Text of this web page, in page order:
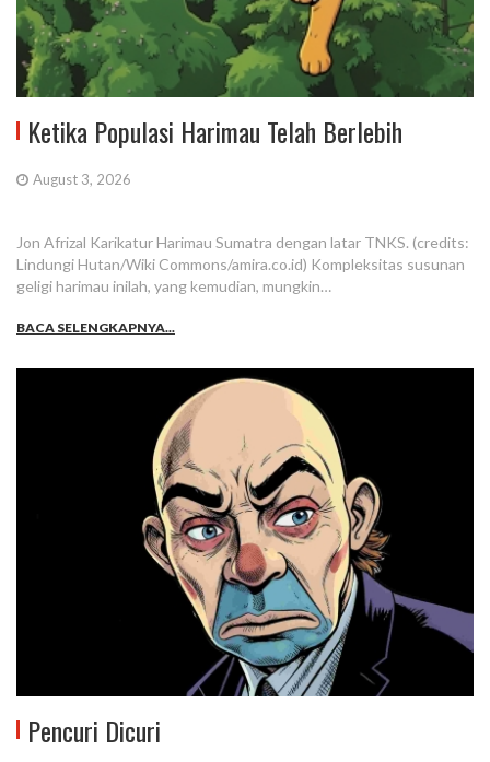
Ketika Populasi Harimau Telah Berlebih
August 3, 2026
Jon Afrizal Karikatur Harimau Sumatra dengan latar TNKS. (credits:
Lindungi Hutan/Wiki Commons/amira.co.id) Kompleksitas susunan
geligi harimau inilah, yang kemudian, mungkin…
BACA SELENGKAPNYA...
Pencuri Dicuri